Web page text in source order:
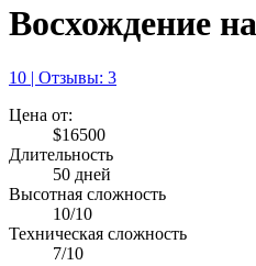
Восхождение
10 | Отзывы: 3
Цена от:
$16500
Длительность
50 дней
Высотная сложность
10/10
Техническая сложность
7/10